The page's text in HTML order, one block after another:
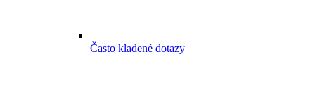
Často kladené dotazy